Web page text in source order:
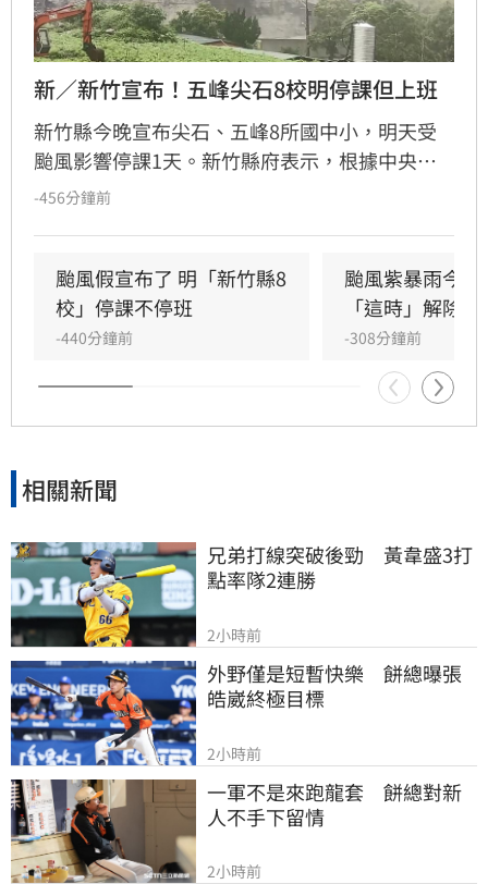
新／新竹宣布！五峰尖石8校明停課但上班
新竹縣今晚宣布尖石、五峰8所國中小，明天受
颱風影響停課1天。新竹縣府表示，根據中央氣
象署最新預測，明天新竹縣山區雨量達停班停課
中、五峰國小、桃山國小、花園國小（含竹林分
校），共8校明天停課、但正常上班。
-456分鐘前
颱風假宣布了 明「新竹縣8
校」停課不停班
-440分鐘前
颱風紫暴雨今
「這時」解除
-308分鐘前
相關新聞
兄弟打線突破後勁　黃韋盛3打
點率隊2連勝
2小時前
外野僅是短暫快樂　餅總曝張
皓崴終極目標
2小時前
一軍不是來跑龍套　餅總對新
人不手下留情
2小時前